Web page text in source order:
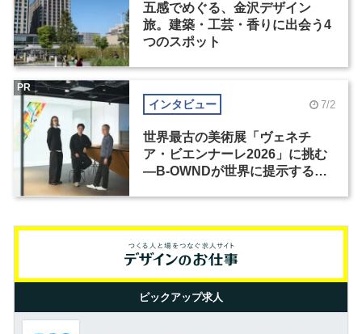
五感でめぐる、金沢デザイン
旅。建築・工芸・香りに出会う4
つのスポット
インタビュー 7/2
世界最古の美術展「ヴェネチ
ア・ビエンナーレ2026」に挑む
―B-OWNDが世界に提示する美
PR
ピックアップ求人